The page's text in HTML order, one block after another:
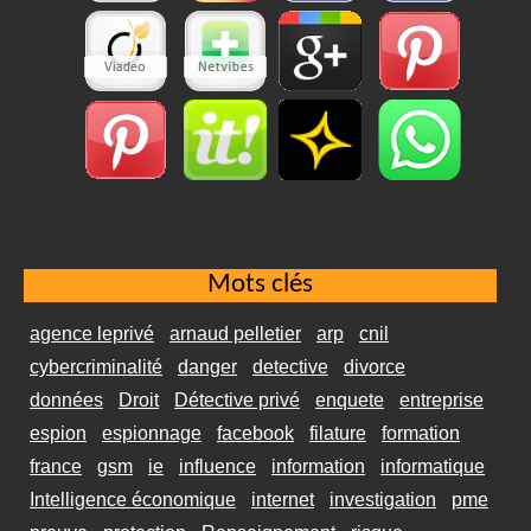
Mots clés
agence leprivé arnaud pelletier arp
cnil
cybercriminalité
danger detective
divorce
données
Droit Détective privé enquete
entreprise
espion
espionnage facebook filature
formation
france
gsm ie influence information
informatique
Intelligence économique
internet investigation
pme